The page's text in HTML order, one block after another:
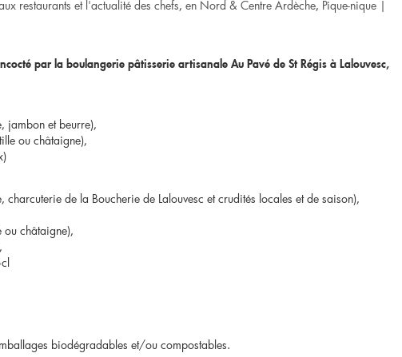
restaurants et l'actualité des chefs, en Nord & Centre Ardèche, Pique-nique |
par la boulangerie pâtisserie artisanale Au Pavé de St Régis à Lalouvesc,
jambon et beurre),
ou châtaigne),
de la Boucherie de Lalouvesc et crudités locales et de saison),
ou châtaigne),
biodégradables et/ou compostables.